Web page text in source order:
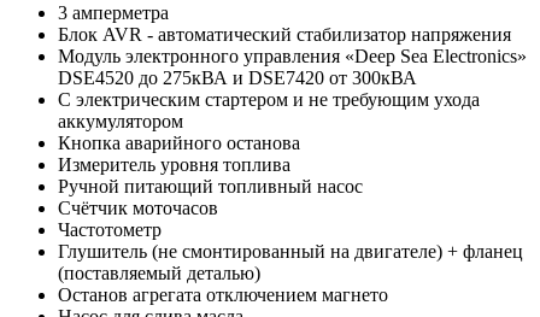
3 амперметра
Блок AVR - автоматический стабилизатор напряжения
Модуль электронного управления «Deep Sea Electronics»
DSE4520 до 275кВА и DSE7420 от 300кВА
С электрическим стартером и не требующим ухода
аккумулятором
Кнопка аварийного останова
Измеритель уровня топлива
Ручной питающий топливный насос
Счётчик моточасов
Частотометр
Глушитель (не смонтированный на двигателе) + фланец
(поставляемый деталью)
Останов агрегата отключением магнето